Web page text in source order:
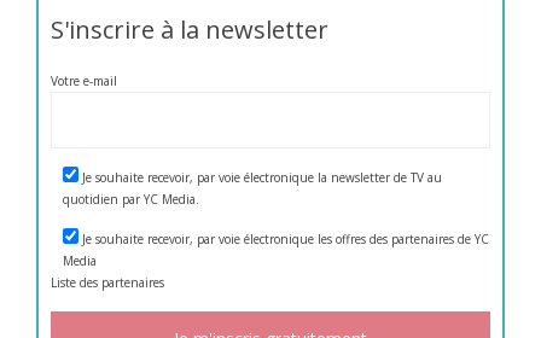
S'inscrire à la newsletter
Votre e-mail
Je souhaite recevoir, par voie électronique la newsletter de TV au
quotidien par YC Media.
Je souhaite recevoir, par voie électronique les offres des partenaires de YC
Media
Liste des partenaires